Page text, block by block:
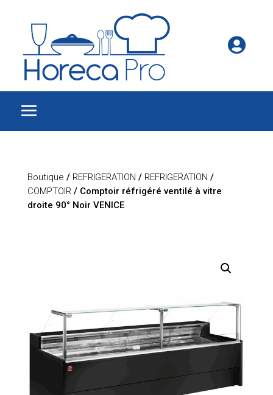

Boutique / REFRIGERATION / REFRIGERATION /
COMPTOIR/ Comptoir réfrigéré ventilé à vitre
droite 90° Noir VENICE